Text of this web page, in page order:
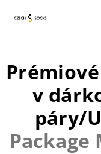
v
páry/
Package